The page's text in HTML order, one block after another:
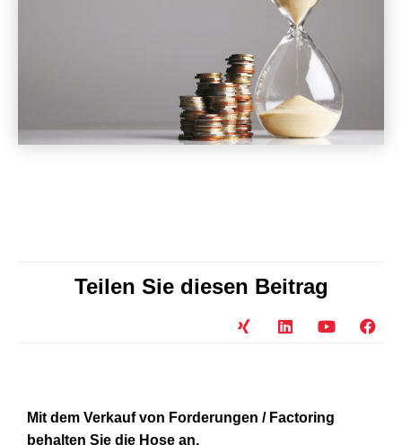
Teilen Sie diesen Beitrag
Mit dem Verkauf von Forderungen / Factoring
behalten Sie die Hose an.